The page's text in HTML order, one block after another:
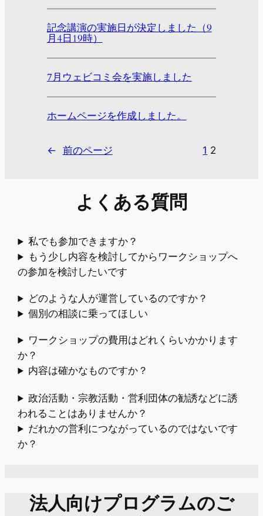
記念講演の実施日が決定しました（9
月4日19時）
7月ウェビコミ会を実施しました
ホームページを作成しました。
← 前のページ 1 2
よくある質問
私でも参加できますか？
もう少し内容を検討してからワークショップへ
の参加を検討したいです
どのような人が運営しているのですか？
個別の相談に乗ってほしい
ワークショップの費用はどれくらいかかります
か？
内容は確かなものですか？
政治活動・宗教活動・営利団体の勧誘などに誘
われることはありませんか？
だれかの営利につながっているのではないです
か？
法人向けプログラムのご